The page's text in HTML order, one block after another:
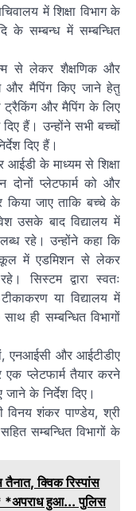
में शिक्षा विभाग के
के सम्बन्ध में सम्बन्धित
से लेकर शैक्षणिक और
और मैपिंग किए जाने हेतु
ट्रैकिंग और मैपिंग के लिए
हैं। उन्होंने सभी बच्चों
दिए हैं।
के माध्यम से शिक्षा
प्लेटफार्म को और
जाए ताकि बच्चे के
उसके बाद विद्यालय में
रहे। उन्होंने कहा कि
में एडमिशन से लेकर
सिस्टम द्वारा स्वतः
या विद्यालय में
ही सम्बन्धित विभागों
एनआईसी और आईटीडीए
प्लेटफार्म तैयार करने
के निर्देश दिए।
विनय शंकर पाण्डेय, श्री
सम्बन्धित विभागों के
क्विक रिस्पांस
*अपराध हुआ... पुलिस